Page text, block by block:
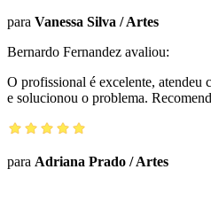
para Vanessa Silva /Artes
Bernardo Fernandez avaliou:
O profissional é excelente, atendeu
e solucionou o problema.
para Adriana Prado /Artes